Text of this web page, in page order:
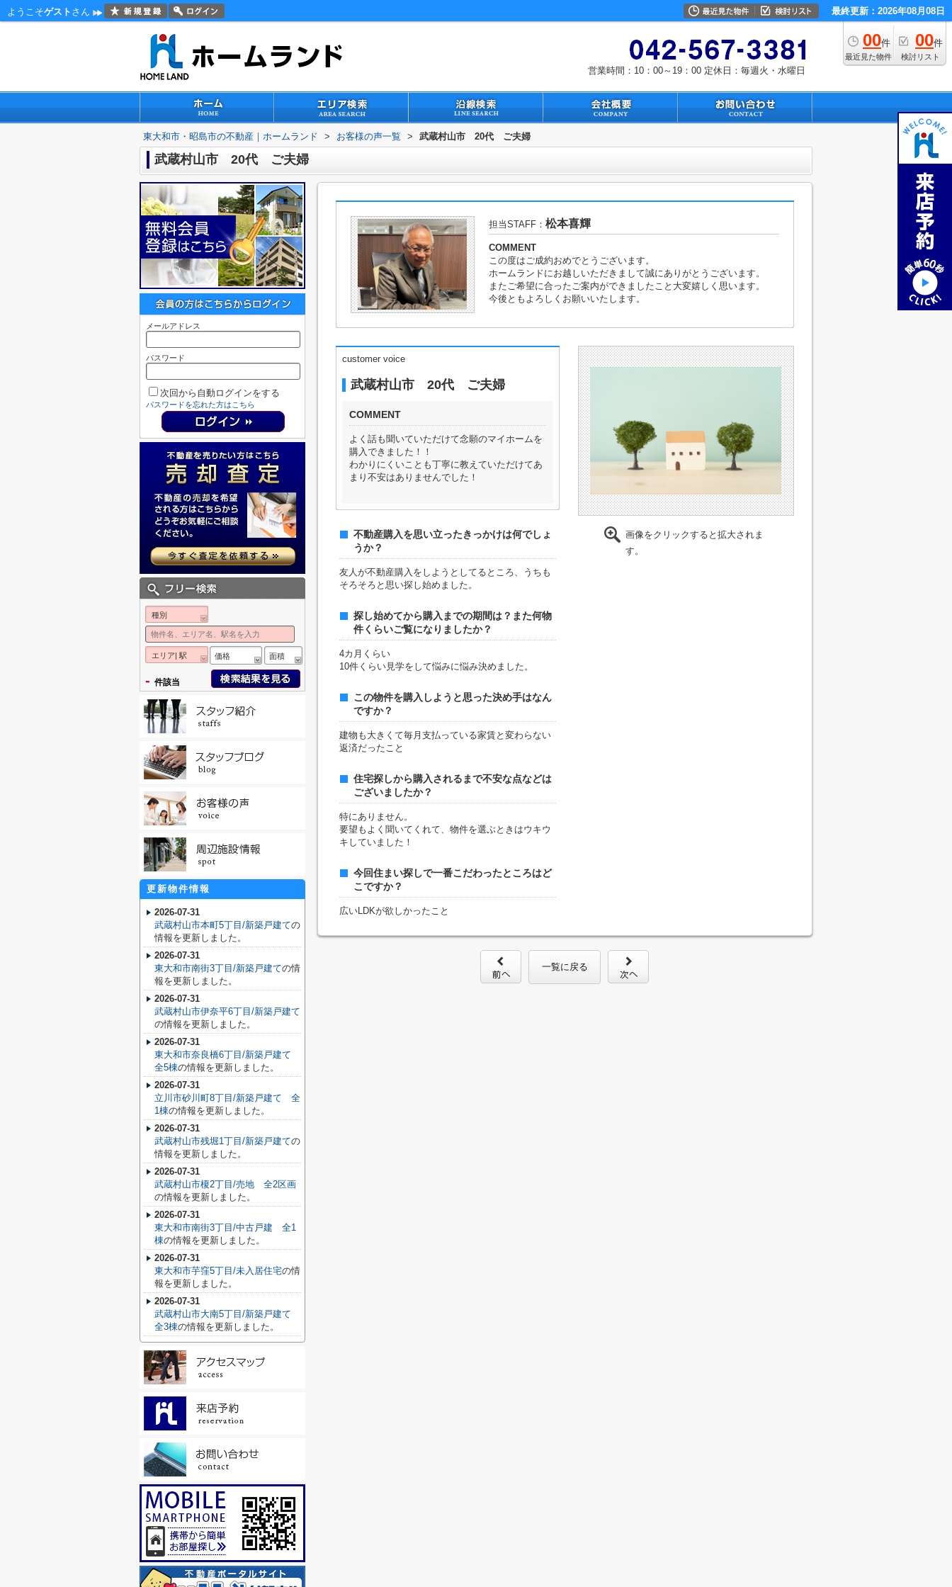
ようこそゲスト さん 最終更新：2026年08月08日
00件
最近見た物件
00件
検討リスト
営業時間：10：00～19：00 定休日：毎週火・水曜日
東大和市・昭島市の不動産｜ホームランド > お客様の声一覧 > 武蔵村山市 20代 ご夫婦
武蔵村山市 20代 ご夫婦
担当STAFF： 松本喜輝
COMMENT
この度はご成約おめでとうございます。
ホームランドにお越しいただきまして誠にありがとうございます。
またご希望に合ったご案内ができましたこと大変嬉しく思います。
今後ともよろしくお願いいたします。
customer voice
武蔵村山市 20代 ご夫婦
COMMENT
よく話も聞いていただけて念願のマイホームを
購入できました！！
わかりにくいことも丁寧に教えていただけてあ
まり不安はありませんでした！
不動産購入を思い立ったきっかけは何でしょ
うか？
友人が不動産購入をしようとしてるところ、うちも
そろそろと思い探し始めました。
探し始めてから購入までの期間は？また何物
件くらいご覧になりましたか？
4カ月くらい
10件くらい見学をして悩みに悩み決めました。
この物件を購入しようと思った決め手はなん
ですか？
建物も大きくて毎月支払っている家賃と変わらない
返済だったこと
住宅探しから購入されるまで不安な点などは
ございましたか？
特にありません。
要望もよく聞いてくれて、物件を選ぶときはウキウ
キしていました！
今回住まい探しで一番こだわったところはど
こですか？
広いLDKが欲しかったこと
画像をクリックすると拡大されま
す。
一覧に戻る
メールアドレス
パスワード
次回から自動ログインをする
パスワードを忘れた方はこちら
種別
エリア| 駅 価格 面積
- 件該当
更新物件情報
2026-07-31
武蔵村山市本町5丁目/新築戸建ての
情報を更新しました。
2026-07-31
東大和市南街3丁目/新築戸建ての情
報を更新しました。
2026-07-31
武蔵村山市伊奈平6丁目/新築戸建て
の情報を更新しました。
2026-07-31
東大和市奈良橋6丁目/新築戸建て
全5棟の情報を更新しました。
2026-07-31
立川市砂川町8丁目/新築戸建て 全
1棟の情報を更新しました。
2026-07-31
武蔵村山市残堀1丁目/新築戸建ての
情報を更新しました。
2026-07-31
武蔵村山市榎2丁目/売地 全2区画
の情報を更新しました。
2026-07-31
東大和市南街3丁目/中古戸建 全1
棟の情報を更新しました。
2026-07-31
東大和市芋窪5丁目/未入居住宅の情
報を更新しました。
2026-07-31
武蔵村山市大南5丁目/新築戸建て
全3棟の情報を更新しました。